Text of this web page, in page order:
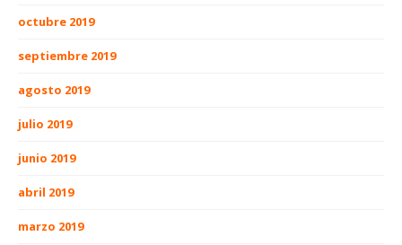
octubre 2019
septiembre 2019
agosto 2019
julio 2019
junio 2019
abril 2019
marzo 2019